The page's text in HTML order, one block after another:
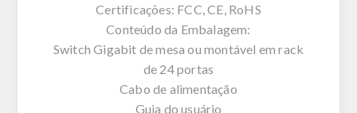
Certificações: FCC, CE, RoHS
Conteúdo da Embalagem:
Switch Gigabit de mesa ou montável em rack
de 24 portas
Cabo de alimentação
Guia do usuário